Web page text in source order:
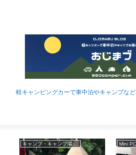
軽キャンピングカーで車中泊やキャンプな
キャンプ・キャンプ場レポ